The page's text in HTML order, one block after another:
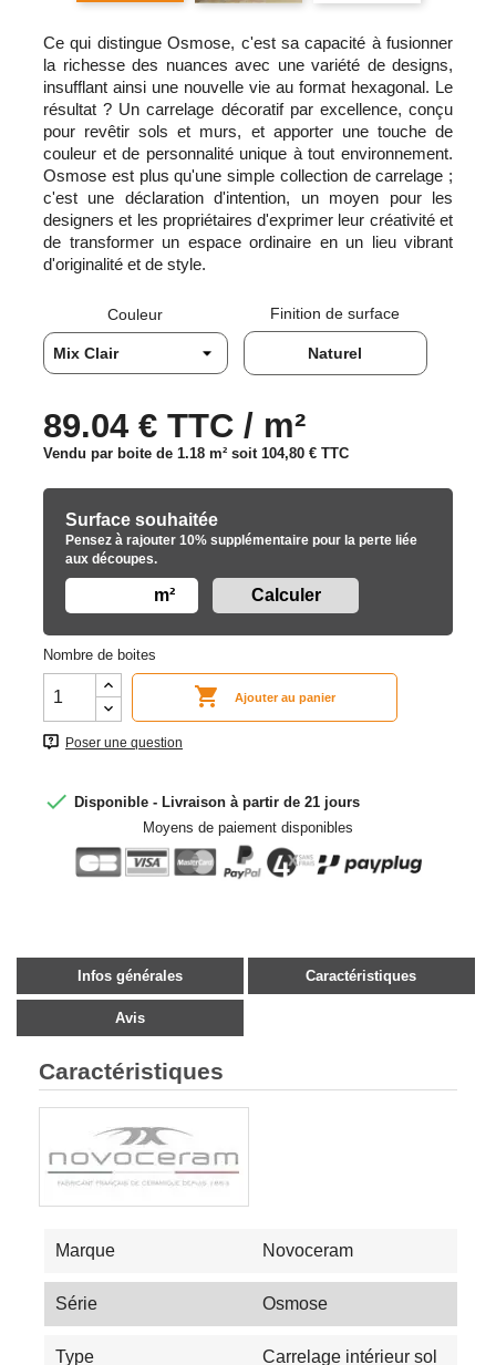
Ce qui distingue Osmose, c'est sa capacité à fusionner
la richesse des nuances avec une variété de designs,
insufflant ainsi une nouvelle vie au format hexagonal. Le
résultat ? Un carrelage décoratif par excellence, conçu
pour revêtir sols et murs, et apporter une touche de
couleur et de personnalité unique à tout environnement.
Osmose est plus qu'une simple collection de carrelage ;
c'est une déclaration d'intention, un moyen pour les
designers et les propriétaires d'exprimer leur créativité et
de transformer un espace ordinaire en un lieu vibrant
d'originalité et de style.
Couleur Finition de surface
Naturel
89.04 € TTC / m²
Vendu par boite de 1.18 m² soit 104,80 € TTC
Surface souhaitée
Pensez à rajouter 10% supplémentaire pour la perte liée
aux découpes.
m²
Nombre de boites
 Ajouter au panier
Poser une question
 Disponible - Livraison à partir de 21 jours
Moyens de paiement disponibles
Infos générales Caractéristiques
Avis
Caractéristiques
Marque Novoceram
Série Osmose
Type Carrelage intérieur sol